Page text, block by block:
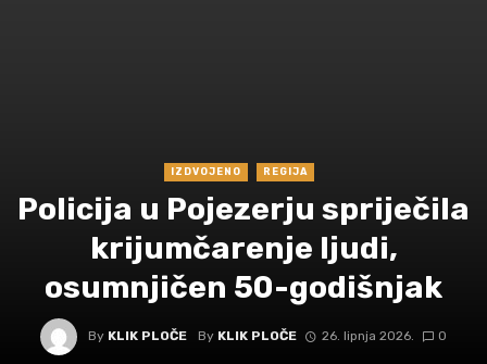
IZDVOJENO REGIJA
Policija u Pojezerju spriječila
krijumčarenje ljudi,
osumnjičen 50-godišnjak
By KLIK PLOČE By KLIK PLOČE 26. lipnja 2026. 0